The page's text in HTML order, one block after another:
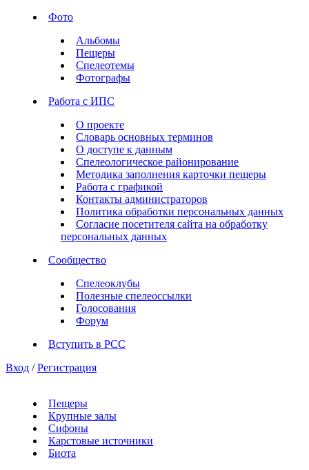
Фото
Альбомы
Пещеры
Спелеотемы
Фотографы
Работа с ИПС
О проекте
Словарь основных терминов
О доступе к данным
Спелеологическое районирование
Методика заполнения карточки пещеры
Работа с графикой
Контакты администраторов
Политика обработки персональных данных
Согласие посетителя сайта на обработку
персональных данных
Сообщество
Спелеоклубы
Полезные спелеоссылки
Голосования
Форум
Вступить в РСС
Вход / Регистрация
Пещеры
Крупные залы
Сифоны
Карстовые источники
Биота